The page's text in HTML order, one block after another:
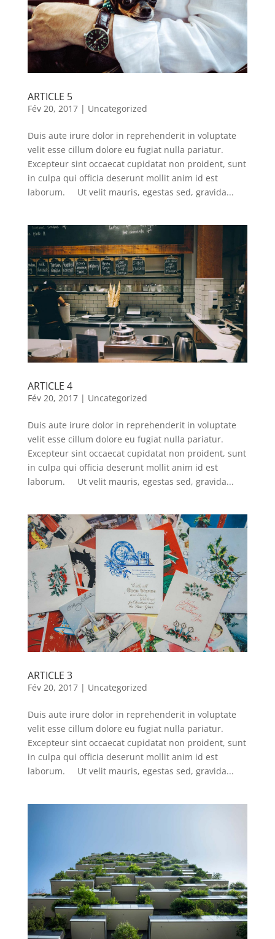
ARTICLE 5
Fév 20, 2017| Uncategorized
Duis aute irure dolor in reprehenderit in voluptate
velit esse cillum dolore eu fugiat nulla pariatur.
Excepteur sint occaecat cupidatat non proident, sunt
in culpa qui officia deserunt mollit anim id est
laborum. Ut velit mauris, egestas sed, gravida...
ARTICLE 4
Fév 20, 2017| Uncategorized
Duis aute irure dolor in reprehenderit in voluptate
velit esse cillum dolore eu fugiat nulla pariatur.
Excepteur sint occaecat cupidatat non proident, sunt
in culpa qui officia deserunt mollit anim id est
laborum. Ut velit mauris, egestas sed, gravida...
ARTICLE 3
Fév 20, 2017| Uncategorized
Duis aute irure dolor in reprehenderit in voluptate
velit esse cillum dolore eu fugiat nulla pariatur.
Excepteur sint occaecat cupidatat non proident, sunt
in culpa qui officia deserunt mollit anim id est
laborum. Ut velit mauris, egestas sed, gravida...